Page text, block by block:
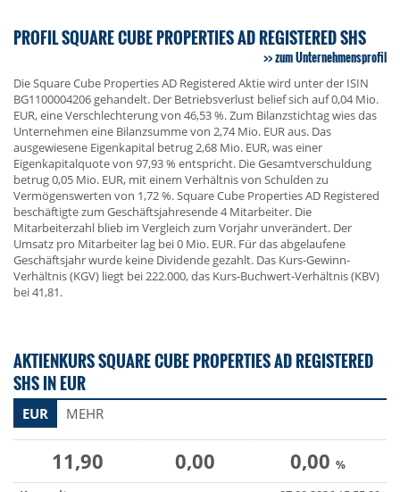
PROFIL SQUARE CUBE PROPERTIES AD REGISTERED SHS
zum Unternehmensprofil
Die Square Cube Properties AD Registered Aktie wird unter der ISIN
BG1100004206 gehandelt. Der Betriebsverlust belief sich auf 0,04 Mio.
EUR, eine Verschlechterung von 46,53 %. Zum Bilanzstichtag wies das
Unternehmen eine Bilanzsumme von 2,74 Mio. EUR aus. Das
ausgewiesene Eigenkapital betrug 2,68 Mio. EUR, was einer
Eigenkapitalquote von 97,93 % entspricht. Die Gesamtverschuldung
betrug 0,05 Mio. EUR, mit einem Verhältnis von Schulden zu
Vermögenswerten von 1,72 %. Square Cube Properties AD Registered
beschäftigte zum Geschäftsjahresende 4 Mitarbeiter. Die
Mitarbeiterzahl blieb im Vergleich zum Vorjahr unverändert. Der
Umsatz pro Mitarbeiter lag bei 0 Mio. EUR. Für das abgelaufene
Geschäftsjahr wurde keine Dividende gezahlt. Das Kurs-Gewinn-
Verhältnis (KGV) liegt bei 222.000, das Kurs-Buchwert-Verhältnis (KBV)
bei 41,81.
AKTIENKURS SQUARE CUBE PROPERTIES AD REGISTERED
SHS IN EUR
EUR MEHR
11,90 0,00 0,00 %